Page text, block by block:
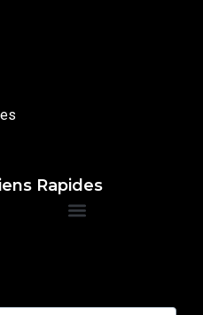
Rapides